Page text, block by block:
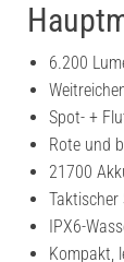
6.200
Spot- +
Rote und
21700
IPX6-
Kompakt,